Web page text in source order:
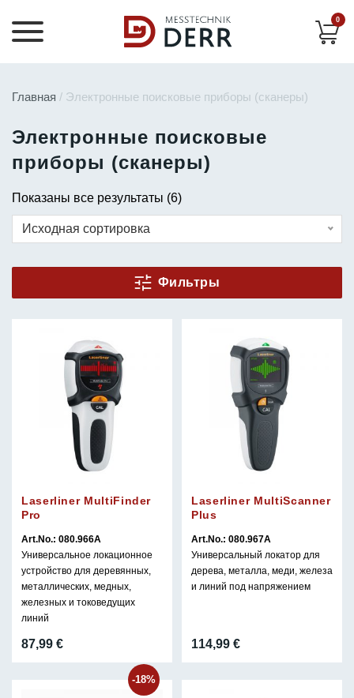
0
Главная / Электронные поисковые приборы (сканеры)
Электронные поисковые
приборы (сканеры)
Показаны все результаты (6)
Исходная сортировка
Фильтры
Laserliner MultiFinder
Pro
Art.No.: 080.966A
Универсальное локационное
устройство для деревянных,
металлических, медных,
железных и токоведущих
линий
87,99 €
Laserliner MultiScanner
Plus
Art.No.: 080.967A
Универсальный локатор для
дерева, металла, меди, железа
и линий под напряжением
114,99 €
-18%